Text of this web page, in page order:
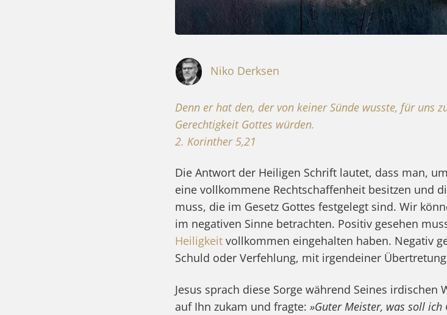
Niko Derksen
Denn er hat den, der von keiner Sünde wusste, für uns
Gerechtigkeit Gottes würden.
2. Korinther 5,21
Die Antwort der Heiligen Schrift lautet, dass man, um
eine vollkommene Rechtschaffenheit besitzen und
muss, die im Gesetz Gottes festgelegt sind. Wir
im negativen Sinne betrachten. Positiv gesehen
Heiligkeitvollkommen eingehalten haben. Negativ
Schuld oder Verfehlung, mit irgendeiner
Jesus sprach diese Sorge während Seines irdischen
auf Ihn zukam und fragte: »Guter Meister, was soll ich